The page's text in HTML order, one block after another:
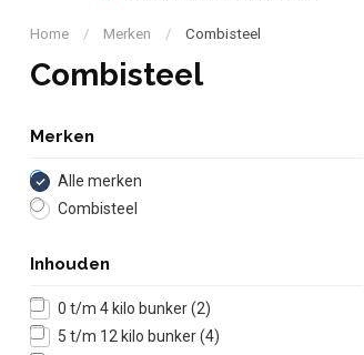
Home / Merken / Combisteel
Combisteel
Merken
Alle merken
Combisteel
Inhouden
0 t/m 4 kilo bunker(2)
5 t/m 12 kilo bunker(4)